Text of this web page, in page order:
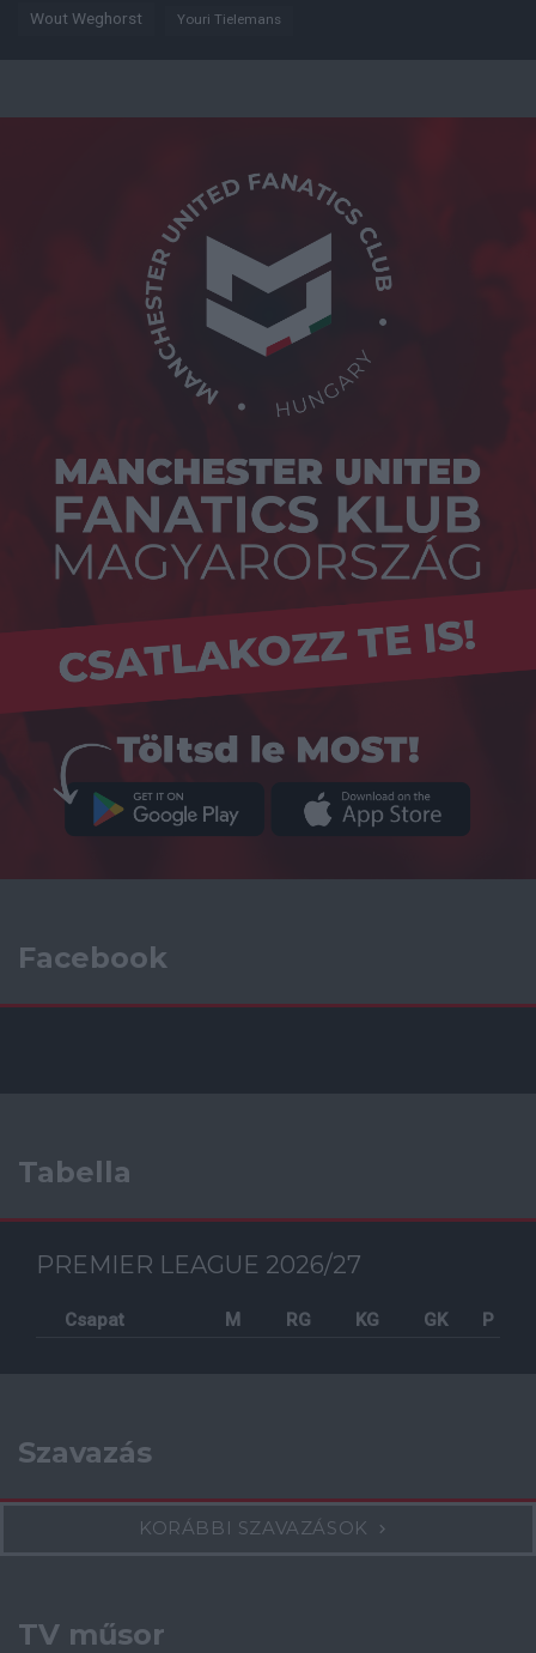
Wout Weghorst Youri Tielemans
Facebook
Tabella
PREMIER LEAGUE 2026/27
Csapat M RG KG GK P
Szavazás
KORÁBBI SZAVAZÁSOK
TV műsor